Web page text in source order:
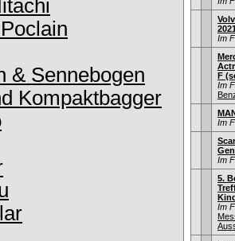
& Sennebogen
Kompaktbagger
Im
F
Im
Im
Im
5.
Im